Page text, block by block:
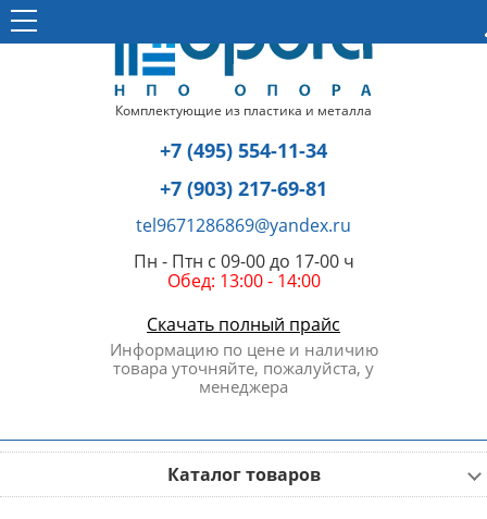
Комплектующие из пластика и металла
+7 (495) 554-11-34
+7 (903) 217-69-81
tel9671286869@yandex.ru
Пн - Птн с 09-00 до 17-00 ч
Обед: 13:00 - 14:00
Скачать полный прайс
Информацию по цене и наличию
товара уточняйте, пожалуйста, у
менеджера
Каталог товаров